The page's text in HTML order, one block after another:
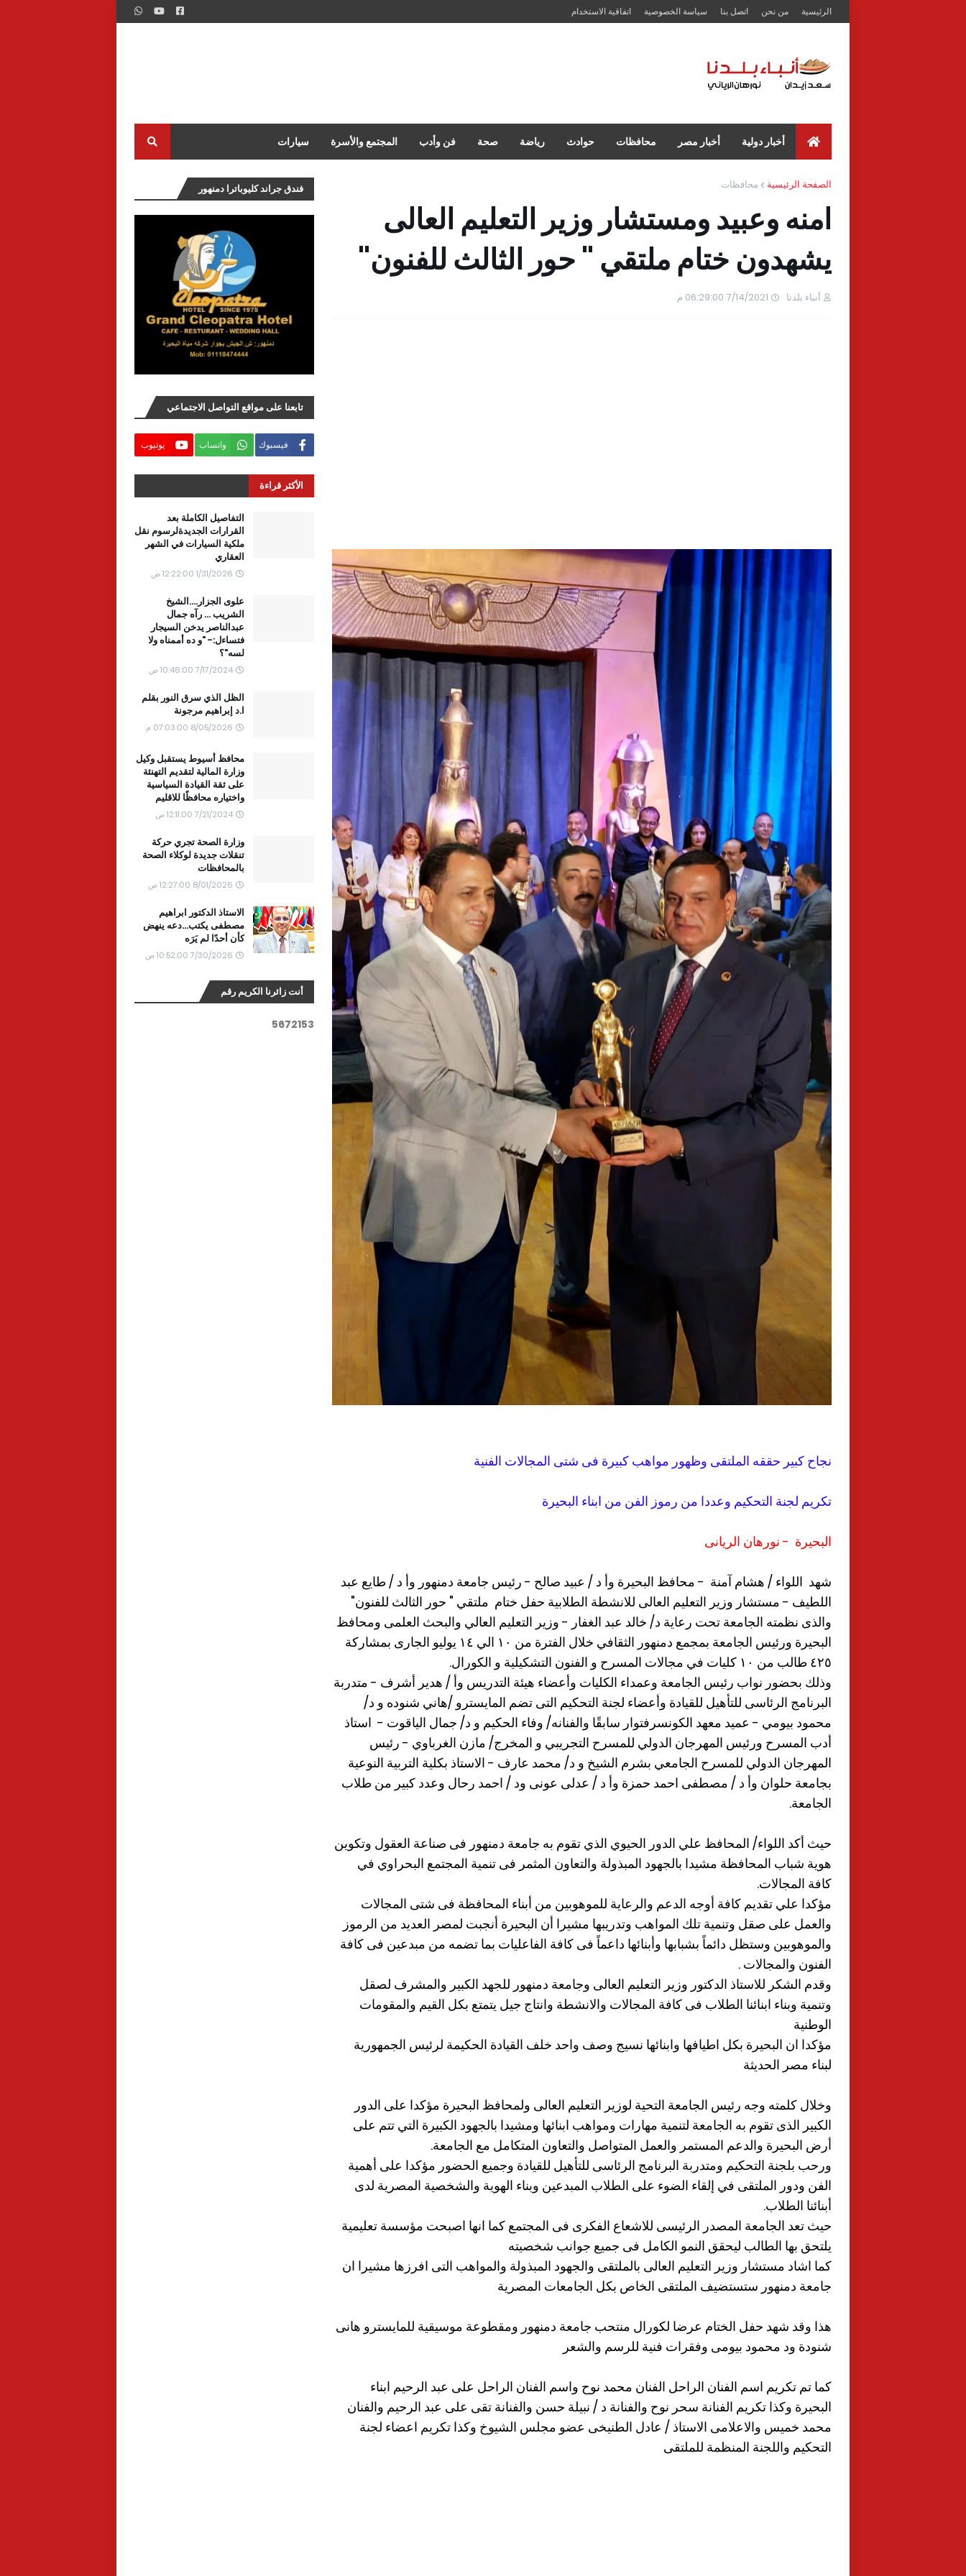
الرئيسية من نحن اتصل بنا سياسة الخصوصية اتفاقية الاستخدام
أخبار دولية أخبار مصر محافظات حوادث رياضة صحة فن وأدب المجتمع والأسرة سيارات
الصفحة الرئيسية محافظات
امنه وعبيد ومستشار وزير التعليم العالى
يشهدون ختام ملتقي " حور الثالث للفنون"
أنباء بلدنا 7/14/2021 06:29:00 م
نجاح كبير حققه الملتقى وظهور مواهب كبيرة فى شتى المجالات الفنية
تكريم لجنة التحكيم وعددا من رموز الفن من ابناء البحيرة
البحيرة - نورهان الريانى
شهد اللواء / هشام آمنة - محافظ البحيرة وأ د / عبيد صالح - رئيس جامعة دمنهور وأ د / طايع عبد
اللطيف - مستشار وزير التعليم العالى للانشطة الطلابية حفل ختام ملتقي " حور الثالث للفنون"
والذى نظمته الجامعة تحت رعاية د/ خالد عبد الغفار - وزير التعليم العالي والبحث العلمى ومحافظ
البحيرة ورئيس الجامعة بمجمع دمنهور الثقافي خلال الفترة من ١٠ الي ١٤ يوليو الجارى بمشاركة
٤٢٥ طالب من ١٠ كليات في مجالات المسرح و الفنون التشكيلية و الكورال.
وذلك بحضور نواب رئيس الجامعة وعمداء الكليات وأعضاء هيئة التدريس وأ / هدير أشرف - متدربة
البرنامج الرئاسى للتأهيل للقيادة وأعضاء لجنة التحكيم التى تضم المايسترو /هاني شنوده و د/
محمود بيومي - عميد معهد الكونسرفتوار سابقًا والفنانه/ وفاء الحكيم و د/ جمال الياقوت - استاذ
أدب المسرح ورئيس المهرجان الدولي للمسرح التجريبي و المخرج/ مازن الغرباوي - رئيس
المهرجان الدولي للمسرح الجامعي بشرم الشيخ و د/ محمد عارف - الاستاذ بكلية التربية النوعية
بجامعة حلوان وأ د / مصطفى احمد حمزة وأ د / عدلى عونى ود / احمد رحال وعدد كبير من طلاب
الجامعة.
حيث أكد اللواء/ المحافظ علي الدور الحيوي الذي تقوم به جامعة دمنهور فى صناعة العقول وتكوين
هوية شباب المحافظة مشيدا بالجهود المبذولة والتعاون المثمر فى تنمية المجتمع البحراوي في
كافة المجالات.
مؤكدا علي تقديم كافة أوجه الدعم والرعاية للموهوبين من أبناء المحافظة فى شتى المجالات
والعمل على صقل وتنمية تلك المواهب وتدريبها مشيرا أن البحيرة أنجبت لمصر العديد من الرموز
والموهوبين وستظل دائماً بشبابها وأبنائها داعماً فى كافة الفاعليات بما تضمه من مبدعين فى كافة
الفنون والمجالات .
وقدم الشكر للاستاذ الدكتور وزير التعليم العالى وجامعة دمنهور للجهد الكبير والمشرف لصقل
وتنمية وبناء ابنائنا الطلاب فى كافة المجالات والانشطة وانتاج جيل يتمتع بكل القيم والمقومات
الوطنية
مؤكدا ان البحيرة بكل اطيافها وابنائها نسيج وصف واحد خلف القيادة الحكيمة لرئيس الجمهورية
لبناء مصر الحديثة
وخلال كلمته وجه رئيس الجامعة التحية لوزير التعليم العالى ولمحافظ البحيرة مؤكدا على الدور
الكبير الذى تقوم به الجامعة لتنمية مهارات ومواهب ابنائها ومشيدا بالجهود الكبيرة التي تتم على
أرض البحيرة والدعم المستمر والعمل المتواصل والتعاون المتكامل مع الجامعة.
ورحب بلجنة التحكيم ومتدربة البرنامج الرئاسى للتأهيل للقيادة وجميع الحضور مؤكدا على أهمية
الفن ودور الملتقى في إلقاء الضوء على الطلاب المبدعين وبناء الهوية والشخصية المصرية لدى
أبنائنا الطلاب.
حيث تعد الجامعة المصدر الرئيسى للاشعاع الفكرى فى المجتمع كما انها اصبحت مؤسسة تعليمية
يلتحق بها الطالب ليحقق النمو الكامل فى جميع جوانب شخصيته
كما اشاد مستشار وزير التعليم العالى بالملتقى والجهود المبذولة والمواهب التى افرزها مشيرا ان
جامعة دمنهور ستستضيف الملتقى الخاص بكل الجامعات المصرية
هذا وقد شهد حفل الختام عرضا لكورال منتحب جامعة دمنهور ومقطوعة موسيقية للمايسترو هانى
شنودة ود محمود بيومى وفقرات فنية للرسم والشعر
كما تم تكريم اسم الفنان الراحل الفنان محمد نوح واسم الفنان الراحل على عبد الرحيم ابناء
البحيرة وكذا تكريم الفنانة سحر نوح والفنانة د / نبيلة حسن والفنانة تقى على عبد الرحيم والفنان
محمد خميس والاعلامى الاستاذ / عادل الطنيخى عضو مجلس الشيوخ وكذا تكريم اعضاء لجنة
التحكيم واللجنة المنظمة للملتقى
فندق جراند كليوباترا دمنهور
تابعنا على مواقع التواصل الاجتماعي
فيسبوك واتساب يوتيوب
الأكثر قراءة
التفاصيل الكاملة بعد
القرارات الجديدةلرسوم نقل
ملكية السيارات في الشهر
العقاري
1/31/2026 12:22:00 ص
علوى الجزار....الشيخ
الشريب ... رآه جمال
عبدالناصر يدخن السيجار
فتساءل:- "و ده أممناه ولا
لسه"؟
7/17/2024 10:46:00 ص
الظل الذي سرق النور بقلم
ا.د إبراهيم مرجونة
8/05/2026 07:03:00 م
محافظ أسيوط يستقبل وكيل
وزارة المالية لتقديم التهنئة
على ثقة القيادة السياسية
واختياره محافظًا للاقليم
7/21/2024 12:11:00 ص
وزارة الصحة تجري حركة
تنقلات جديدة لوكلاء الصحة
بالمحافظات
8/01/2026 12:27:00 ص
الاستاذ الدكتور ابراهيم
مصطفى يكتب...دعه ينهض
كأن أحدًا لم يَرَه
7/30/2026 10:52:00 ص
أنت زائرنا الكريم رقم
5672153